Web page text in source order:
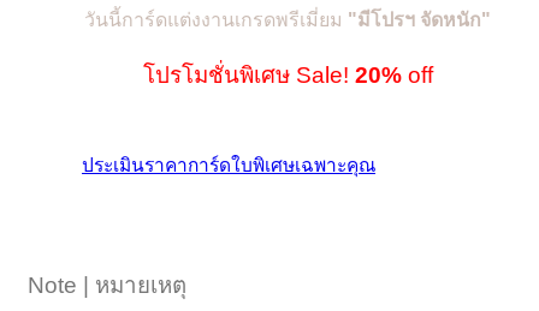
วันนี้การ์ดแต่งงานเกรดพรีเมี่ยม "มีโปรฯ จัดหนัก"
โปรโมชั่นพิเศษ Sale! 20% off
ประเมินราคาการ์ดใบพิเศษเฉพาะคุณ
Note | หมายเหตุ